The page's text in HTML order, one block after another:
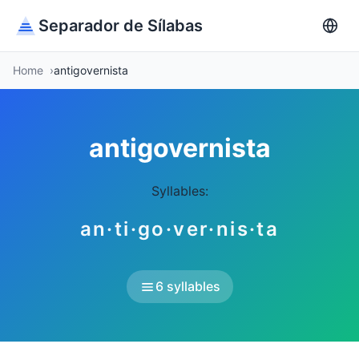
Separador de Sílabas
Home antigovernista
antigovernista
Syllables:
an·ti·go·ver·nis·ta
6 syllables